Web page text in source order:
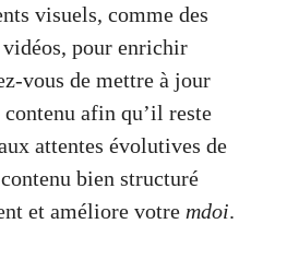
visuels, comme des
pour enrichir
vous de mettre à jour
afin qu’il reste
attentes évolutives de
bien structuré
et améliore votre mdoi.